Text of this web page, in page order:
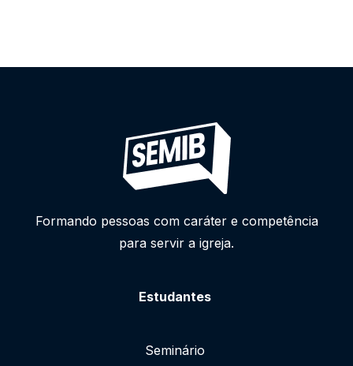
Formando pessoas com caráter e competência
para servir a igreja.
Estudantes
Seminário